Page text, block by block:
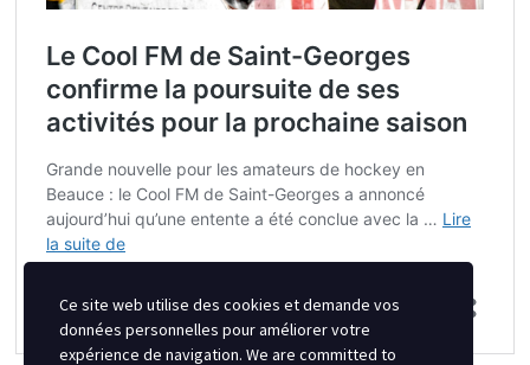
Ce site web utilise des cookies et demande vos
données personnelles pour améliorer votre
expérience de navigation. We are committed to